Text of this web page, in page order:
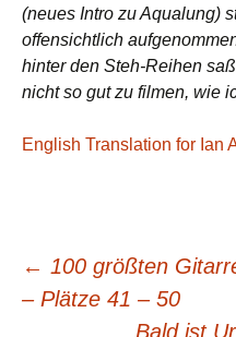
(neues Intro zu Aqualung)
offensichtlich
hinter den Steh-Reihen
nicht so gut zu filmen, wie
English Translation for Ian
← 100 größten
– Plätze 41 – 50
Bald ist